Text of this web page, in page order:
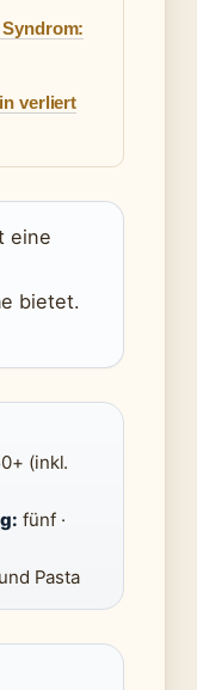
verliert
eine
bietet.
(inkl.
fünf ·
Pasta